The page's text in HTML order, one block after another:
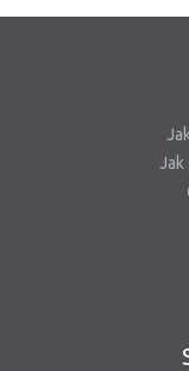
Jak